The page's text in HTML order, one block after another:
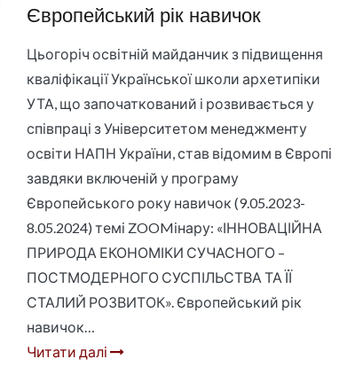
Європейський рік навичок
Цьогоріч освітній майданчик з підвищення
кваліфікації Української школи архетипіки
УТА, що започаткований і розвивається у
співпраці з Університетом менеджменту
освіти НАПН України, став відомим в Європі
завдяки включеній у програму
Європейського року навичок (9.05.2023-
8.05.2024) темі ZOOMінару: «ІННОВАЦІЙНА
ПРИРОДА ЕКОНОМІКИ СУЧАСНОГО –
ПОСТМОДЕРНОГО СУСПІЛЬСТВА ТА ЇЇ
СТАЛИЙ РОЗВИТОК». Європейський рік
навичок…
Читати далі